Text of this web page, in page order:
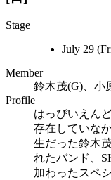
Stage
July 29
Member
鈴木茂(G)、小
Profile
はっぴいえん
存在していな
生だった鈴木
れたバンド、
加わったスペ